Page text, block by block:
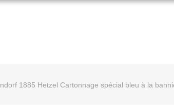
1885 Hetzel Cartonnage spécial bleu à la